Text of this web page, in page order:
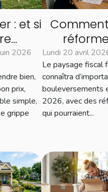
: et si
?
2026
bien,
prix,
simple,
grippe
fiscales de
Lundi 20 avril
Le paysage fiscal
connaîtra
bouleversements
2026, avec des
qui pourraient...